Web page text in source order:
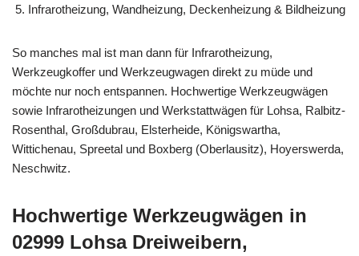
Infrarotheizung, Wandheizung, Deckenheizung & Bildheizung
So manches mal ist man dann für Infrarotheizung,
Werkzeugkoffer und Werkzeugwagen direkt zu müde und
möchte nur noch entspannen. Hochwertige Werkzeugwägen
sowie Infrarotheizungen und Werkstattwägen für Lohsa, Ralbitz-
Rosenthal, Großdubrau, Elsterheide, Königswartha,
Wittichenau, Spreetal und Boxberg (Oberlausitz), Hoyerswerda,
Neschwitz.
Hochwertige Werkzeugwägen in
02999 Lohsa Dreiweibern,